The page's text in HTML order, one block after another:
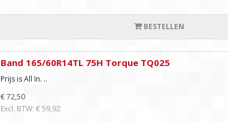
BESTELLEN
Band 165/60R14TL 75H Torque TQ025
Prijs is All In. ..
€ 72,50
Excl. BTW: € 59,92